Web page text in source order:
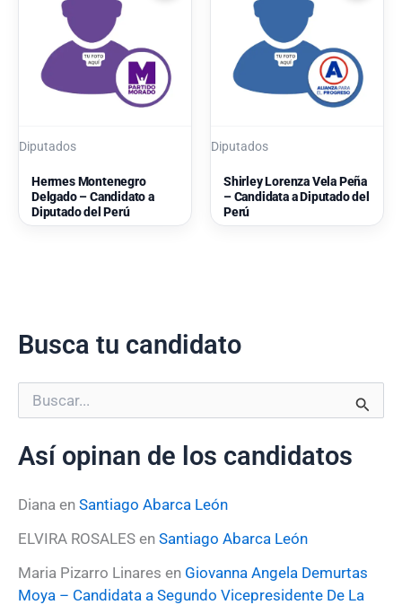
Diputados
Hermes Montenegro
Delgado – Candidato a
Diputado del Perú
Diputados
Shirley Lorenza Vela Peña
– Candidata a Diputado del
Perú
Busca tu candidato
u
c
p
r
Así opinan de los candidatos
Diana en Santiago Abarca León
ELVIRA ROSALES en Santiago Abarca León
Maria Pizarro Linares en Giovanna Angela Demurtas
Moya – Candidata a Segundo Vicepresidente De La